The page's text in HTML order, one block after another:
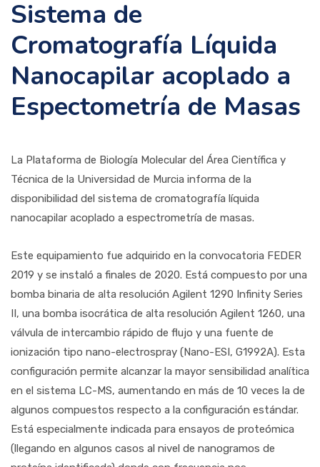
Sistema de
Cromatografía Líquida
Nanocapilar acoplado a
Espectometría de Masas
La Plataforma de Biología Molecular del Área Científica y
Técnica de la Universidad de Murcia informa de la
disponibilidad del sistema de cromatografía líquida
nanocapilar acoplado a espectrometría de masas.
Este equipamiento fue adquirido en la convocatoria FEDER
2019 y se instaló a finales de 2020. Está compuesto por una
bomba binaria de alta resolución Agilent 1290 Infinity Series
II, una bomba isocrática de alta resolución Agilent 1260, una
válvula de intercambio rápido de flujo y una fuente de
ionización tipo nano-electrospray (Nano-ESI, G1992A). Esta
configuración permite alcanzar la mayor sensibilidad analítica
en el sistema LC-MS, aumentando en más de 10 veces la de
algunos compuestos respecto a la configuración estándar.
Está especialmente indicada para ensayos de proteómica
(llegando en algunos casos al nivel de nanogramos de